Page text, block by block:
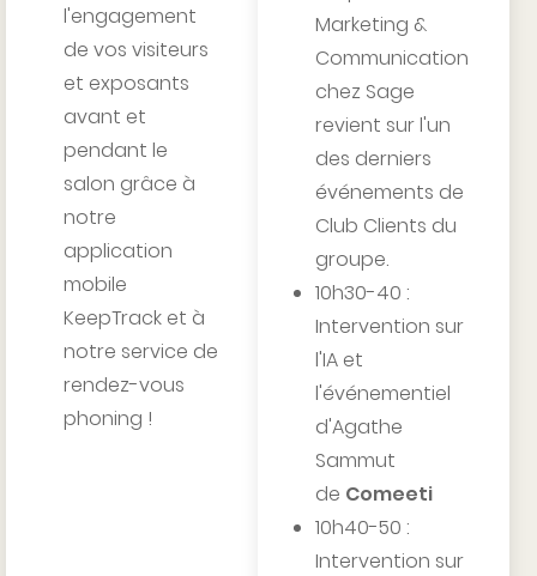
l'engagement
de vos visiteurs
et exposants
avant et
pendant le
salon grâce à
notre
application
mobile
KeepTrack et à
notre service de
rendez-vous
phoning !
Marketing &
Communication
chez Sage
revient sur l'un
des derniers
événements de
Club Clients du
groupe.
10h30-40 :
Intervention sur
l'IA et
l'événementiel
d'Agathe
Sammut
de Comeeti
10h40-50 :
Intervention sur